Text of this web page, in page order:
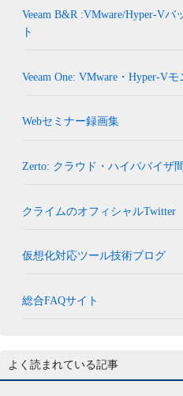
Veeam B&R :VMware/Hyper-V
ト
Veeam One: VMware・Hyper-V
Webセミナー録画集
Zerto: クラウド・ハイパバイザ
クライムのオフィシャルTwitter
仮想化対応ツール技術ブログ
総合FAQサイト
よく読まれている記事